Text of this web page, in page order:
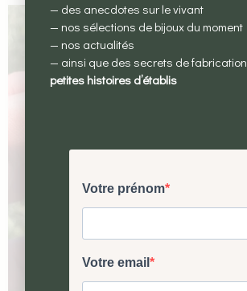
— des anecdotes sur le vivant
— nos sélections de bijoux du moment
— nos actualités
— ainsi que des secrets de fabrication
petites histoires d’établis